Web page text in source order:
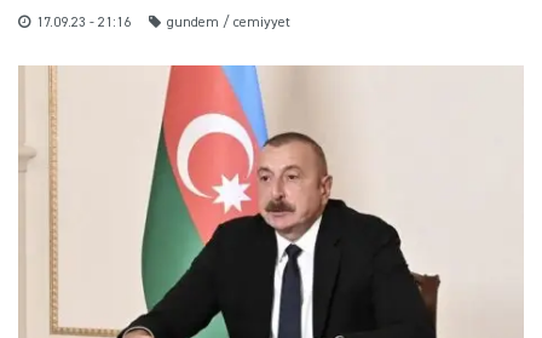
17.09.23 - 21:16 gundem / cemiyyet